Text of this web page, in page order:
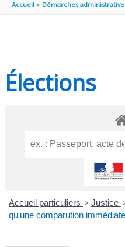
Accueil Démarches
Élections
Accueil particuliers > Justice
qu'une comparution